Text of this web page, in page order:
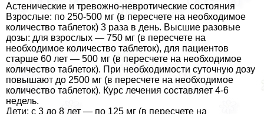
Астенические и тревожно-невротические состояния
Взрослые: по 250-500 мг (в пересчете на необходимое
количество таблеток) 3 раза в день. Высшие разовые
дозы: для взрослых — 750 мг (в пересчете на
необходимое количество таблеток), для пациентов
старше 60 лет — 500 мг (в пересчете на необходимое
количество таблеток). При необходимости суточную дозу
повышают до 2500 мг (в пересчете на необходимое
количество таблеток). Курс лечения составляет 4-6
недель.
Дети: с 3 до 8 лет — по 125 мг (в пересчете на